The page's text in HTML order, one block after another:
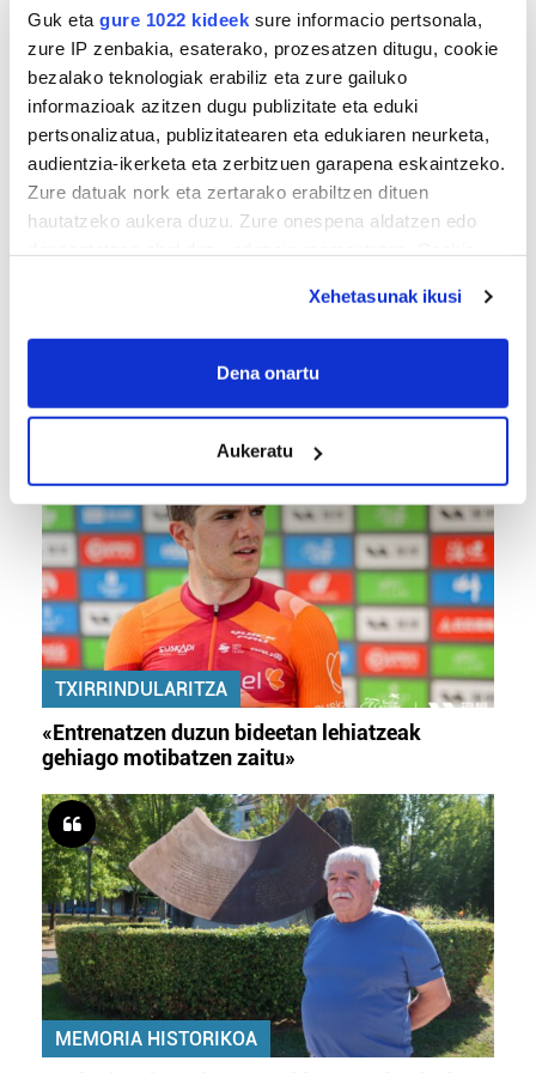
Guk eta gure 1022 kideek sure informacio pertsonala,
zure IP zenbakia, esaterako, prozesatzen ditugu, cookie
bezalako teknologiak erabiliz eta zure gailuko
informazioak azitzen dugu publizitate eta eduki
pertsonalizatua, publizitatearen eta edukiaren neurketa,
audientzia-ikerketa eta zerbitzuen garapena eskaintzeko.
Zure datuak nork eta zertarako erabiltzen dituen
hautatzeko aukera duzu. Zure onespena aldatzen edo
If you allow, we would also like to:
Collect information about your geographical
Identify your device by actively scanning it for
specific characteristics (fingerprinting)
Find out more about how your personal data is processed
and set your preferences in thedetails section
Guk eta gure bazkideek zure datu pertsonalak
prozesatzen ditugu, zure IP zenbakia, besteak beste,
teknologia erabiliz, cookieak adibidez, iragarki eta eduki
pertsonalizatuak eskaintzeko, iragarkiak eta edukia
produktuak garatzeko. Zure datuak nork eta zertarako
erabiltzen dituen hauta dezakezu.
Bazkide batzuek ez dizute baimenik eskatzen, eta beren
interes komertzial legitimoetan babesten dira. Ikusi gure
bazkideen zerrenda, beren ustez zein helburutarako
duten interes legitimoa eta horren aurka nola egin
dezakezun ikusteko.
Lortu zure datu pertsonalak prozesatzeko moduari
buruzko informazio gehiago eta ezarri zure lehentasunak
datuen atalean. Edozein unetan alda edo ken dezakezu
Xehetasunak ikusi
Dena onartu
Aukeratu
«Helburuak hasieratik markatzea beti gaiztoa
izaten da»
BERO BOLADA
«Ez dago belarrik; garai honetarako oso erreta
daude bazter guztiak»
TXIRRINDULARITZA
«Entrenatzen duzun bideetan lehiatzeak
gehiago motibatzen zaitu»
MEMORIA HISTORIKOA